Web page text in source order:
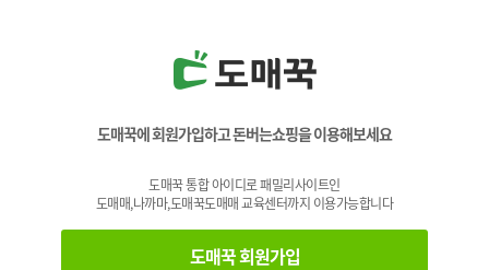
도매꾹에 회원가입하고 돈버는쇼핑을 이용해보세요
도매꾹 통합 아이디로 패밀리사이트인
도매매,나까마,도매꾹도매매 교육센터까지 이용가능합니다
도매꾹 회원가입